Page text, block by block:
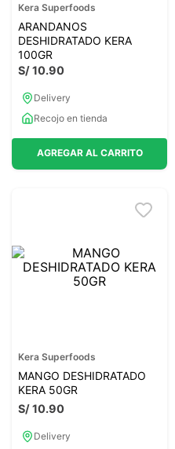
Kera Superfoods
ARANDANOS
DESHIDRATADO KERA
100GR
S/10.90
Delivery
Recojo en tienda
AGREGAR AL CARRITO
Kera Superfoods
MANGO DESHIDRATADO
KERA 50GR
S/10.90
Delivery